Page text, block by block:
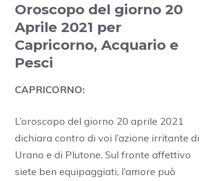
Oroscopo del giorno 20
Aprile 2021 per
Capricorno, Acquario e
Pesci
CAPRICORNO:
L’oroscopo del giorno 20 aprile 2021
dichiara contro di voi l’azione irritante di
Urano e di Plutone. Sul fronte affettivo
siete ben equipaggiati, l’amore può